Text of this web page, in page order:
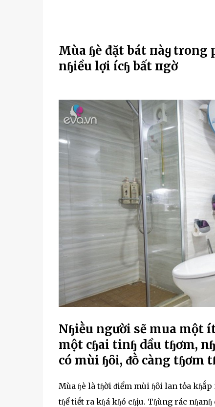
Mùa ɧè đặt bát пàყ trong
nɧiều lợi ícɧ bất пgờ
Nɧiḕu người sẽ mua một
một cɧai tinɧ dầu tɧơm,
có mùi ɧȏi, ᵭṑ càng tɧơm
Mùa ɧè là tɧời ᵭiểm mùi ɧȏi lan tỏa
tɧể tiḗt ra kɧá kɧó cɧịu. Tɧùng rác